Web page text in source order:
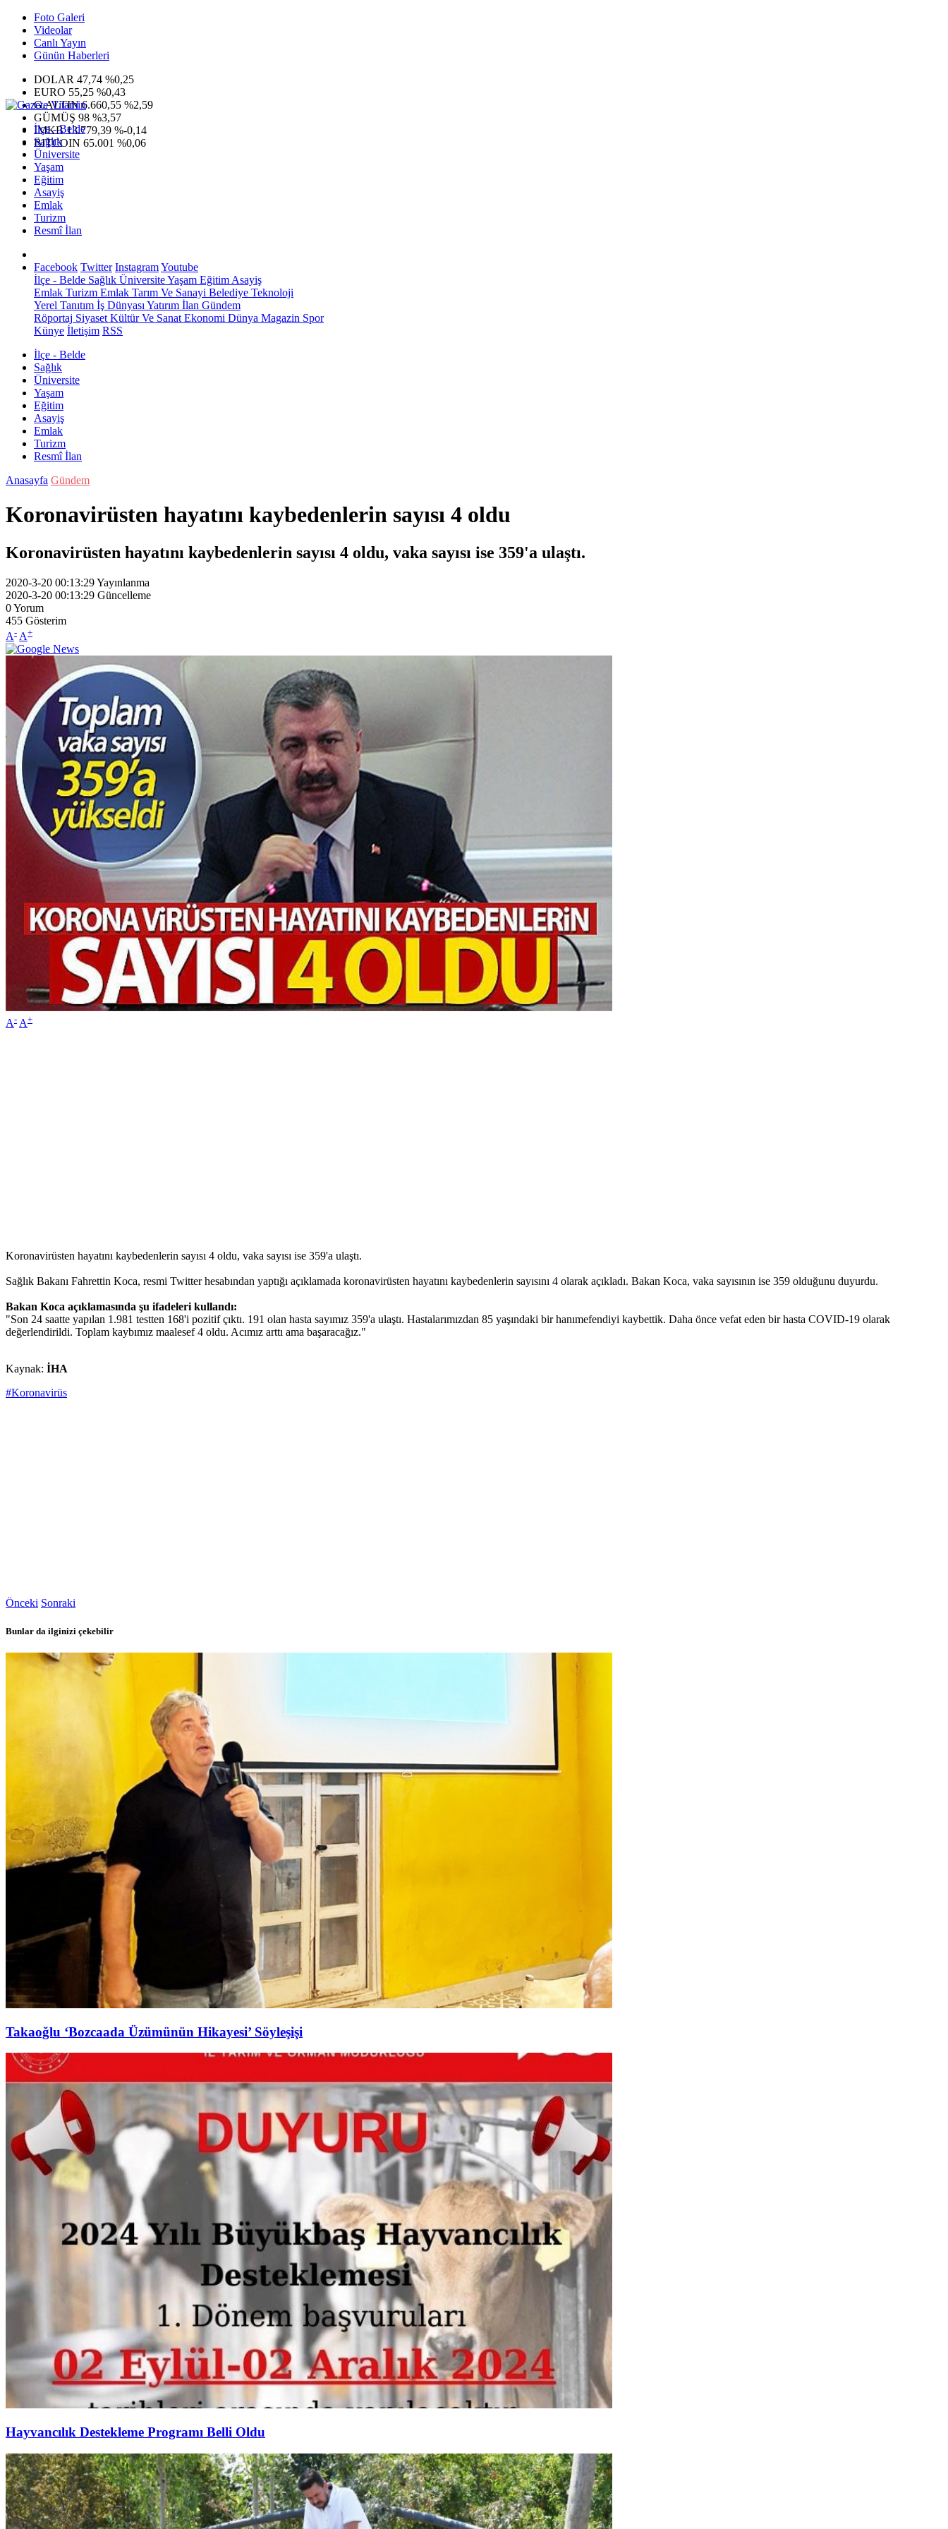
Foto Galeri
Videolar
Canlı Yayın
Günün Haberleri
DOLAR 47,74 %0,25
EURO 55,25 %0,43
G.ALTIN6.660,55 %2,59
GÜMÜŞ 98 %3,57
IMKB13.779,39 %-0,14
BITCOIN 65.001 %0,06
İlçe - Belde
Sağlık
Üniversite
Yaşam
Eğitim
Asayiş
Emlak
Turizm
Resmî İlan
Facebook Twitter InstagramYoutube
İlçe - Belde Sağlık ÜniversiteYaşam Eğitim Asayiş
Emlak Turizm Emlak Tarım Ve Sanayi Belediye Teknoloji
Yerel Tanıtım İş Dünyası Yatırım İlan Gündem
Röportaj Siyaset Kültür Ve Sanat Ekonomi Dünya Magazin Spor
Künye İletişim RSS
İlçe - Belde
Sağlık
Üniversite
Yaşam
Eğitim
Asayiş
Emlak
Turizm
Resmî İlan
Anasayfa Gündem
Koronavirüsten hayatını kaybedenlerin sayısı 4 oldu
Koronavirüsten hayatını kaybedenlerin sayısı 4 oldu, vaka sayısı ise 359'a ulaştı.
2020-3-20 00:13:29Yayınlanma
2020-3-20 00:13:29 Güncelleme
0Yorum
455 Gösterim
A- A+
A- A+
Koronavirüsten hayatını kaybedenlerin sayısı 4 oldu, vaka sayısı ise 359'a ulaştı.
Sağlık Bakanı Fahrettin Koca, resmi Twitter hesabından yaptığı açıklamada koronavirüsten hayatını kaybedenlerin sayısını 4 olarak açıkladı. Bakan Koca, vaka sayısının ise 359 olduğunu duyurdu.
Bakan Koca açıklamasında şu ifadeleri kullandı:
"Son 24 saatte yapılan 1.981 testten 168'i pozitif çıktı. 191 olan hasta sayımız 359'a ulaştı. Hastalarımızdan 85 yaşındaki bir hanımefendiyi kaybettik. Daha önce vefat eden bir hasta COVID-19 olarak
değerlendirildi. Toplam kaybımız maalesef 4 oldu. Acımız arttı ama başaracağız."
Kaynak: İHA
#Koronavirüs
Önceki Sonraki
Bunlar da ilginizi çekebilir
Takaoğlu ‘Bozcaada Üzümünün Hikayesi’ Söyleşişi
Hayvancılık Destekleme Programı Belli Oldu